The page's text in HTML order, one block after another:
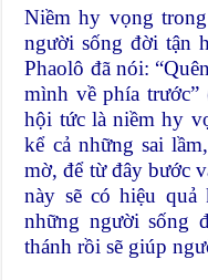
Niềm hy vọng
người sống đời tận
Phaolô đã nói:
mình về phía
hội tức là niềm hy
kể cả những sai
mờ, để từ đây bước
này sẽ có hiệu
những người sống
thánh rồi sẽ giúp